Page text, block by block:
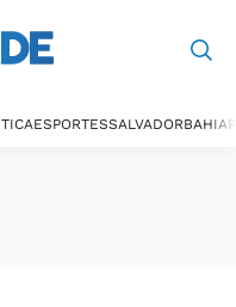
ESPORTESSALVADORBAHIA